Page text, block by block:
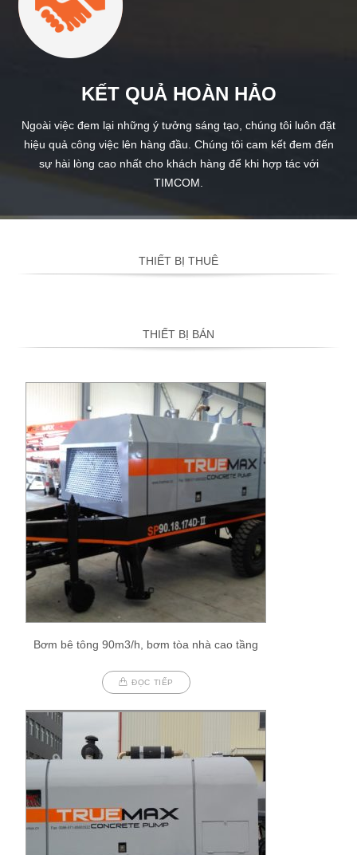
KẾT QUẢ HOÀN HẢO
Ngoài việc đem lại những ý tưởng sáng tạo, chúng tôi luôn đặt
hiệu quả công việc lên hàng đầu. Chúng tôi cam kết đem đến
sự hài lòng cao nhất cho khách hàng để khi hợp tác với
TIMCOM.
THIẾT BỊ THUÊ
THIẾT BỊ BÁN
Bơm bê tông 90m3/h, bơm tòa nhà cao tầng
ĐỌC TIẾP